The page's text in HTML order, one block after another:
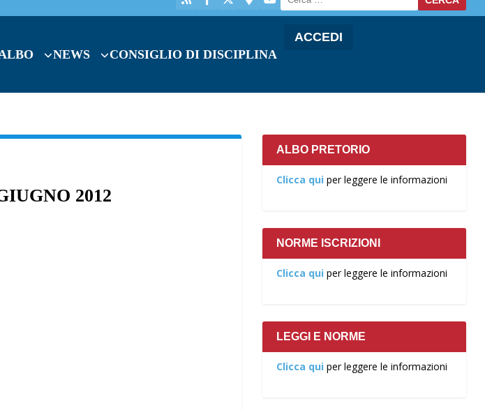
NEWS CONSIGLIO DI DISCIPLINA
ACCEDI
2012
ALBO PRETORIO
Clicca qui per leggere le informazioni
NORME ISCRIZIONI
Clicca qui per leggere le informazioni
LEGGI E NORME
Clicca qui per leggere le informazioni